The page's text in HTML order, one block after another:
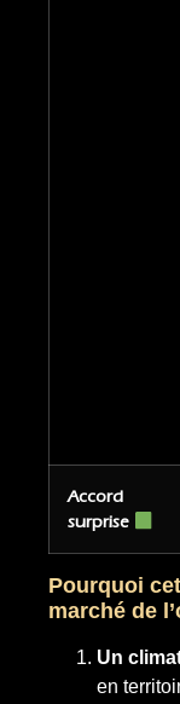
Accord
surprise
Pourquoi
marché de
Un
en